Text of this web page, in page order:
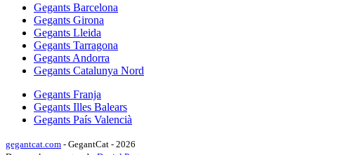
Gegants Barcelona
Gegants Girona
Gegants Lleida
Gegants Tarragona
Gegants Andorra
Gegants Catalunya Nord
Gegants Franja
Gegants Illes Balears
Gegants País Valencià
gegantcat.com - GegantCat - 2026